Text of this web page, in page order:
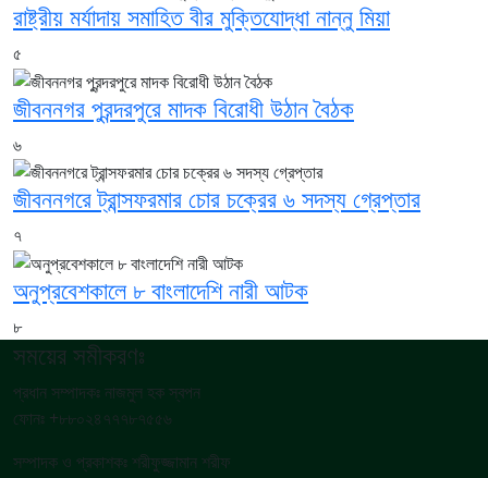
রাষ্ট্রীয় মর্যাদায় সমাহিত বীর মুক্তিযোদ্ধা নান্নু মিয়া
৫
জীবননগর পুরন্দরপুরে মাদক বিরোধী উঠান বৈঠক
৬
জীবননগরে ট্রান্সফরমার চোর চক্রের ৬ সদস্য গ্রেপ্তার
৭
অনুপ্রবেশকালে ৮ বাংলাদেশি নারী আটক
৮
সময়ের সমীকরণঃ
প্রধান সম্পাদকঃ নাজমুল হক স্বপন
ফোনঃ +৮৮০২৪৭৭৭৮৭৫৫৬
সম্পাদক ও প্রকাশকঃ শরীফুজ্জামান শরীফ